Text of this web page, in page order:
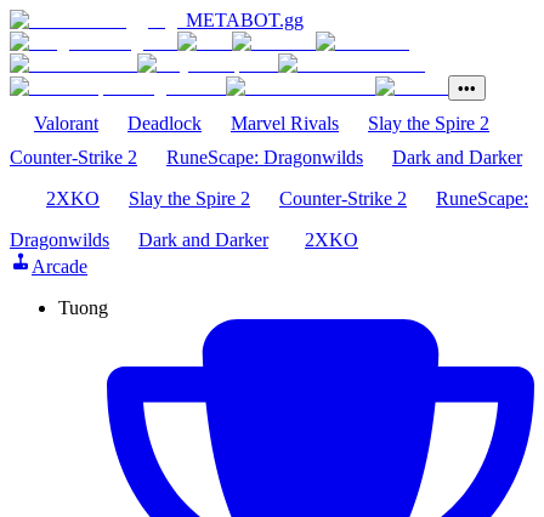
METABOT.gg
•••
Valorant Deadlock Marvel Rivals
Slay the Spire 2
Counter-Strike 2
RuneScape: Dragonwilds
Dark and Darker
2XKO
Slay the Spire 2 Counter-Strike 2
RuneScape:
Dragonwilds
Dark and Darker
2XKO
Arcade
Tuong